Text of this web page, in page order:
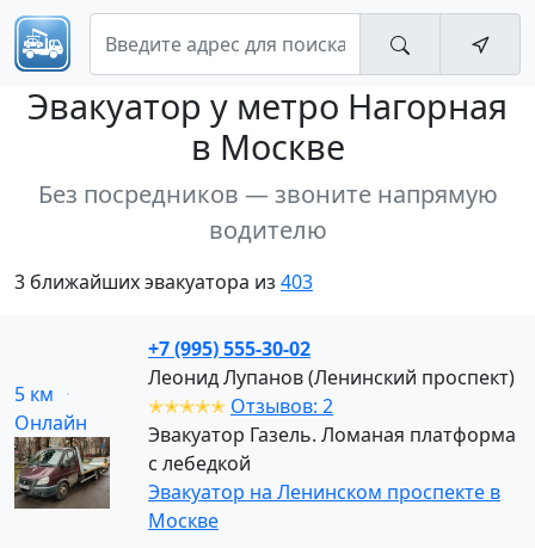
Эвакуатор у метро Нагорная
в Москве
Без посредников — звоните напрямую
водителю
3 ближайших эвакуатора из 403
5 км
Онлайн
+7 (995) 555-30-02
Леонид Лупанов (Ленинский проспект)
✭✭✭✭✭ Отзывов: 2
Эвакуатор Газель. Ломаная платформа
с лебедкой
Эвакуатор на Ленинском проспекте в
Москве